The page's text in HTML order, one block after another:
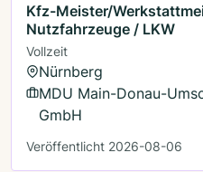
Kfz-Meister/
Nutzfahrzeuge / LKW
Vollzeit
Nürnberg
MDU Main-Donau-
GmbH
Veröffentlicht 2026-08-06